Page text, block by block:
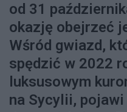
od 31
okazję obejrzeć
Wśród gwiazd,
spędzić w 2022
luksusowym
na Sycylii,